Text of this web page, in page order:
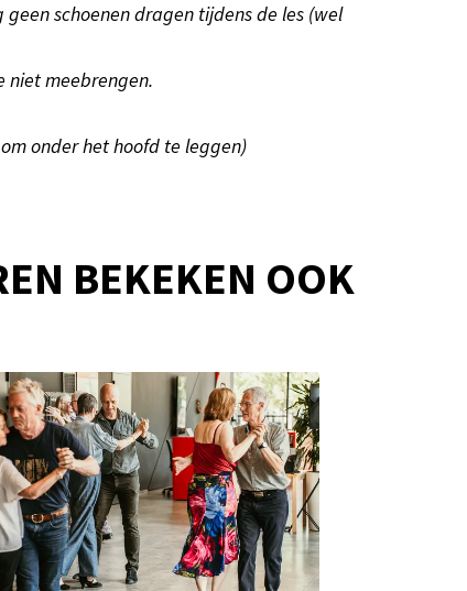
schoenen dragen tijdens de les (wel
niet meebrengen.
onder het hoofd te leggen)
BEKEKEN OOK